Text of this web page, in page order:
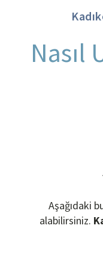
Nasıl
Aşağıdaki
alabilirsiniz.